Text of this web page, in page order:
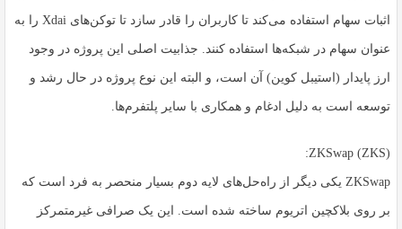
اثبات سهام استفاده می‌کند تا کاربران را قادر سازد تا توکن‌های Xdai را به
عنوان سهام در شبکه‌ها استفاده کنند. جذابیت اصلی این پروژه در وجود
ارز پایدار (استیبل کوین) آن است، و البته این نوع پروژه در حال رشد و
توسعه است به دلیل ادغام و همکاری با سایر پلتفرم‌ها.
ZKSwap (ZKS):
ZKSwap یکی دیگر از راه‌حل‌های لایه دوم بسیار منحصر به فرد است که
بر روی بلاکچین اتریوم ساخته شده است. این یک صرافی غیرمتمرکز